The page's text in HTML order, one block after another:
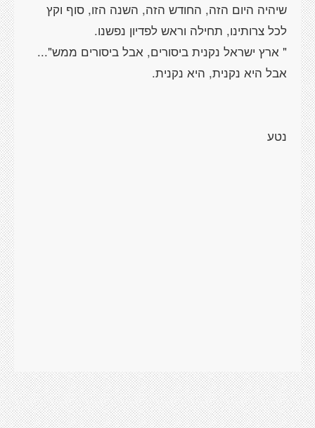
שיהיה היום הזה, החודש הזה, השנה הזו, סוף וקץ